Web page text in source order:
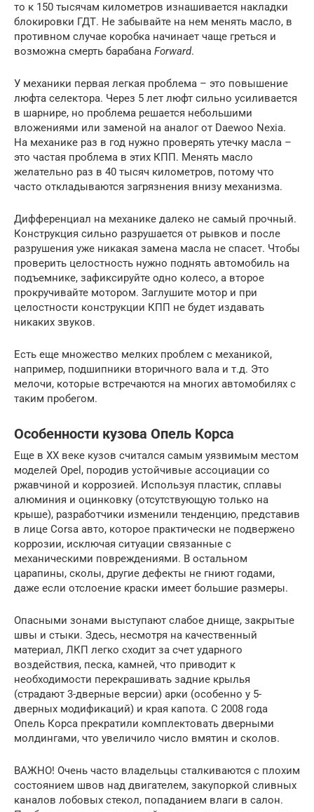
то к 150 тысячам километров изнашивается накладки
блокировки ГДТ. Не забывайте на нем менять масло, в
противном случае коробка начинает чаще греться и
возможна смерть барабана Forward.
У механики первая легкая проблема – это повышение
люфта селектора. Через 5 лет люфт сильно усиливается
в шарнире, но проблема решается небольшими
вложениями или заменой на аналог от Daewoo Nexia.
На механике раз в год нужно проверять утечку масла –
это частая проблема в этих КПП. Менять масло
желательно раз в 40 тысяч километров, потому что
часто откладываются загрязнения внизу механизма.
Дифференциал на механике далеко не самый прочный.
Конструкция сильно разрушается от рывков и после
разрушения уже никакая замена масла не спасет. Чтобы
проверить целостность нужно поднять автомобиль на
подъемнике, зафиксируйте одно колесо, а второе
прокручивайте мотором. Заглушите мотор и при
целостности конструкции КПП не будет издавать
никаких звуков.
Есть еще множество мелких проблем с механикой,
например, подшипники вторичного вала и т.д. Это
мелочи, которые встречаются на многих автомобилях с
таким пробегом.
Особенности кузова Опель Корса
Еще в ХХ веке кузов считался самым уязвимым местом
моделей Opel, породив устойчивые ассоциации со
ржавчиной и коррозией. Используя пластик, сплавы
алюминия и оцинковку (отсутствующую только на
крыше), разработчики изменили тенденцию, представив
в лице Corsa авто, которое практически не подвержено
коррозии, исключая ситуации связанные с
механическими повреждениями. В остальном
царапины, сколы, другие дефекты не гниют годами,
даже если отслоение краски имеет большие размеры.
Опасными зонами выступают слабое днище, закрытые
швы и стыки. Здесь, несмотря на качественный
материал, ЛКП легко сходит за счет ударного
воздействия, песка, камней, что приводит к
необходимости перекрашивать задние крылья
(страдают 3-дверные версии) арки (особенно у 5-
дверных модификаций) и края капота. С 2008 года
Опель Корса прекратили комплектовать дверными
молдингами, что увеличило число вмятин и сколов.
ВАЖНО! Очень часто владельцы сталкиваются с плохим
состоянием швов над двигателем, закупоркой сливных
каналов лобовых стекол, попаданием влаги в салон.